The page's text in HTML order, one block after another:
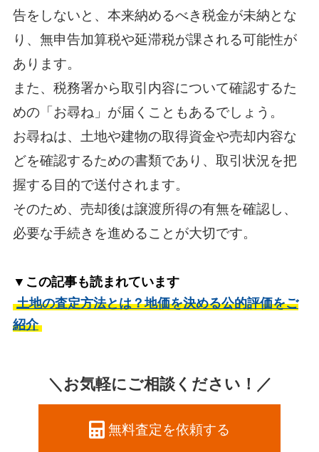
告をしないと、本来納めるべき税金が未納とな
り、無申告加算税や延滞税が課される可能性が
あります。
また、税務署から取引内容について確認するた
めの「お尋ね」が届くこともあるでしょう。
お尋ねは、土地や建物の取得資金や売却内容な
どを確認するための書類であり、取引状況を把
握する目的で送付されます。
そのため、売却後は譲渡所得の有無を確認し、
必要な手続きを進めることが大切です。
▼この記事も読まれています
土地の査定方法とは？地価を決める公的評価をご
紹介
＼お気軽にご相談ください！／
無料査定を依頼する